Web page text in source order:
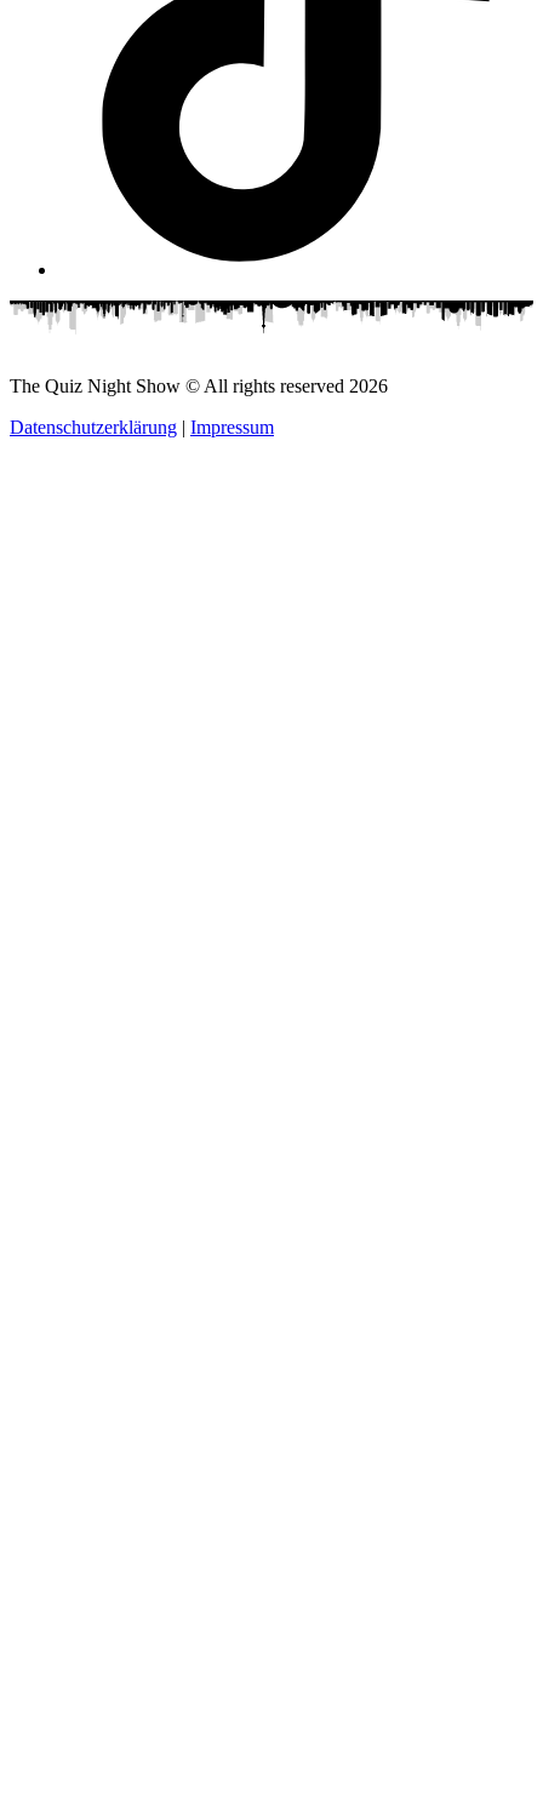
The Quiz Night Show © All rights reserved 2026
Datenschutzerklärung | Impressum